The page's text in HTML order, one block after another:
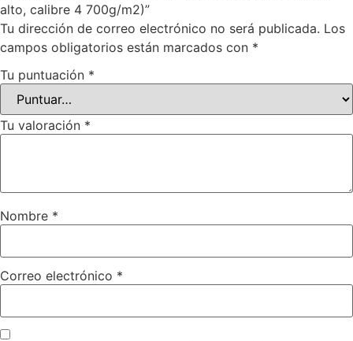
alto, calibre 4 700g/m2)”
Tu dirección de correo electrónico no será publicada. Los
campos obligatorios están marcados con *
Tu puntuación *
Tu valoración *
Nombre *
Correo electrónico *